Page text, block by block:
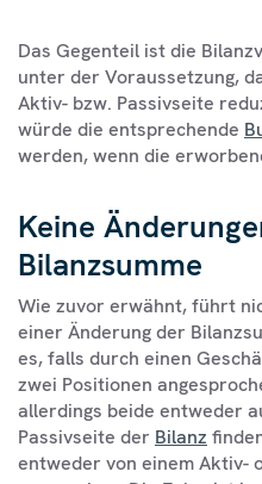
Das Gegenteil ist die
unter der Voraussetzung,
Aktiv- bzw. Passivseite
würde die entsprechende
werden, wenn die
Keine
Bilanzsumme
Wie zuvor erwähnt, führt
einer Änderung der
es, falls durch einen
zwei Positionen
allerdings beide entweder
Passivseite der Bilanz
entweder von einem Aktiv-